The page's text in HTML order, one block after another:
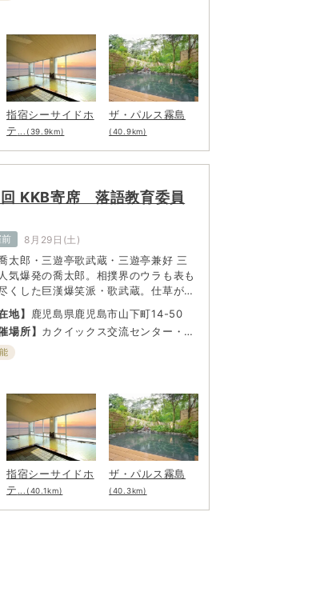
指宿シーサイドホ
テ...(39.9km)
ザ・パルス霧島
(40.9km)
KKB寄席 落語教育委員
8月29日(土)
太郎・三遊亭歌武蔵・三遊亭兼好 三
気爆発の喬太郎。相撲界のウラも表も
くした巨漢爆笑派・歌武蔵。仕草が楽
と大評判の兼好。個性派の三人が織りな
ームワークと落語の妙味。冒頭のコント
始まる面白さと、スリリングな展開に期
う。
地】 鹿児島県鹿児島市山下町14-50
場所】 カクイックス交流センター・県
ル
指宿シーサイドホ
テ...(40.1km)
ザ・パルス霧島
(40.3km)